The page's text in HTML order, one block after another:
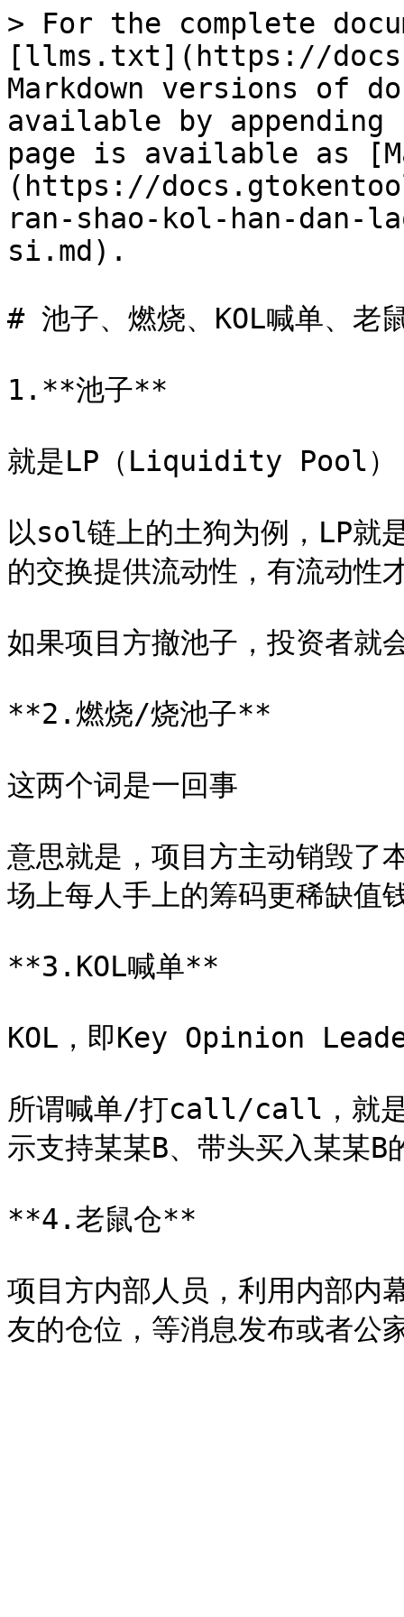
> For the complete
[llms.txt](https://
Markdown versions of
available by
page is available as
(https://
ran-shao-kol-han-dan-
si.md).
# 池子、燃烧、KOL喊单、老
1.**池子**
就是LP（Liquidity Pool）
以sol链上的土狗为例，LP就
的交换提供流动性，有流动性
如果项目方撤池子，投资者就
**2.燃烧/烧池子**
这两个词是一回事
意思就是，项目方主动销毁了
场上每人手上的筹码更稀缺值
**3.KOL喊单**
KOL，即Key Opinion
所谓喊单/打call/call，就是
示支持某某B、带头买入某某B
**4.老鼠仓**
项目方内部人员，利用内部内